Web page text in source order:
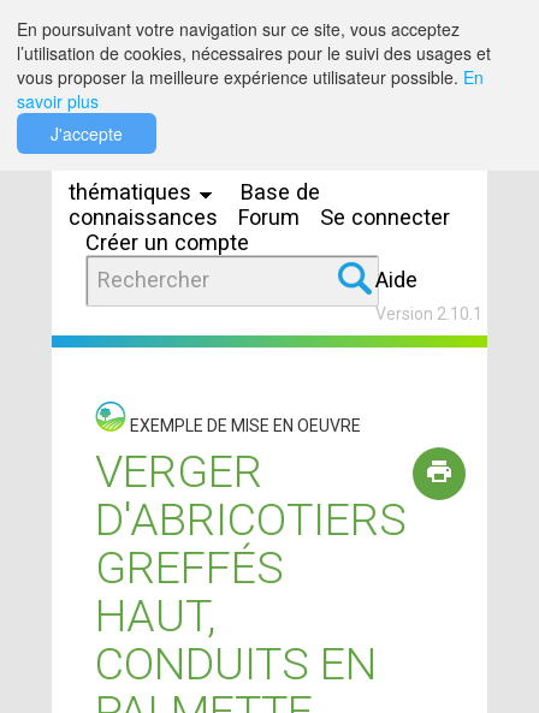
thématiques
Base de
connaissances
Forum
Se connecter
Créer un compte
Aide
Version 2.10.1
EXEMPLE DE MISE EN OEUVRE
VERGER
D'ABRICOTIERS
GREFFÉS
HAUT,
CONDUITS EN
En poursuivant votre navigation sur ce site, vous acceptez
l’utilisation de cookies, nécessaires pour le suivi des usages et
vous proposer la meilleure expérience utilisateur possible. En
savoir plus
J'accepte